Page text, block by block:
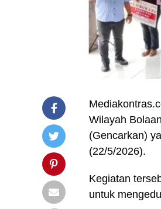
Wilayah
(Gencarkan)
(22/5/2026).
Kegiatan
untuk